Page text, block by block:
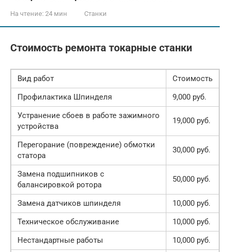
На чтение: 24 мин Станки
Стоимость ремонта токарные станки
Вид работ
Стоимость
Профилактика Шпинделя
9,000 руб.
Устранение сбоев в работе зажимного
устройства
19,000 руб.
Перегорание (повреждение) обмотки
статора
30,000 руб.
Замена подшипников с
балансировкой ротора
50,000 руб.
Замена датчиков шпинделя
10,000 руб.
Техническое обслуживание
10,000 руб.
Нестандартные работы
10,000 руб.